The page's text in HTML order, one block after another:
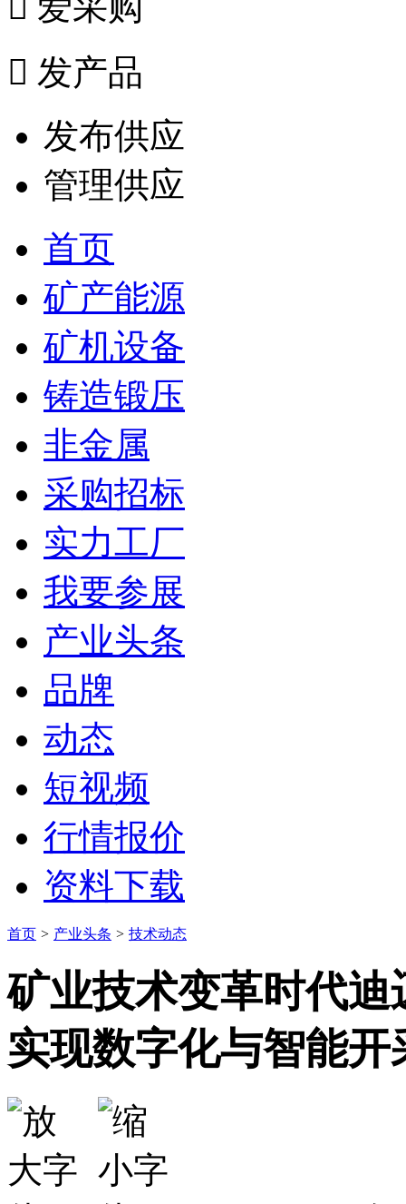
 发产品
发布供应
管理供应
首页
矿产能源
矿机设备
铸造锻压
非金属
采购招标
实力工厂
我要参展
产业头条
品牌
动态
短视频
行情报价
资料下载
首页 > 产业头条 > 技术动态
矿业技术变革时代
实现数字化与智能开